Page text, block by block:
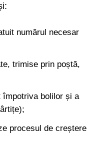
numărul necesar
trimise prin poștă,
împotriva bolilor și a
procesul de creștere